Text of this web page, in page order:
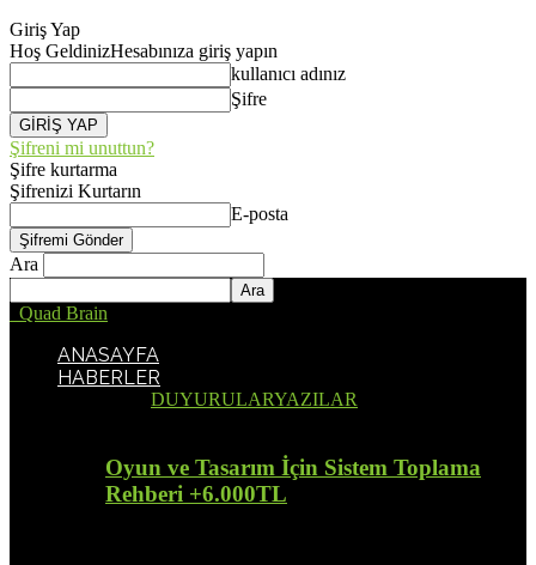
Giriş Yap
Hoş GeldinizHesabınıza giriş yapın
kullanıcı adınız
Şifre
Şifreni mi unuttun?
Şifre kurtarma
Şifrenizi Kurtarın
E-posta
Ara
Quad Brain
ANASAYFA
HABERLER
DUYURULARYAZILAR
Oyun ve Tasarım İçin Sistem Toplama
Rehberi +6.000TL